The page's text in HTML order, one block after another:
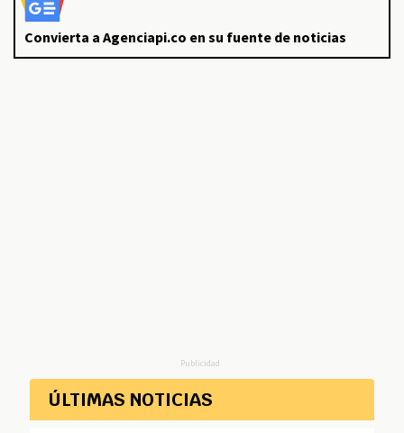
Convierta a Agenciapi.co en su fuente de noticias
Publicidad
ÚLTIMAS NOTICIAS